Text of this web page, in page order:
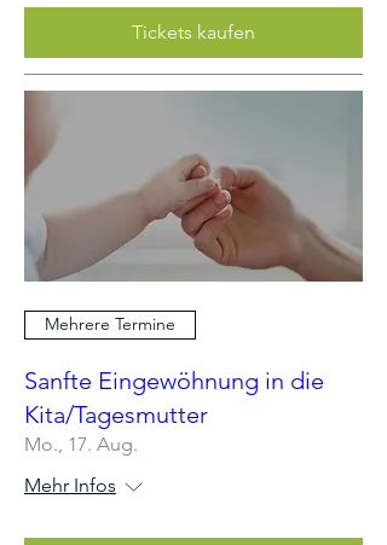
Tickets kaufen
Mehrere Termine
Sanfte Eingewöhnung in die
Kita/Tagesmutter
Mo., 17. Aug.
Mehr Infos